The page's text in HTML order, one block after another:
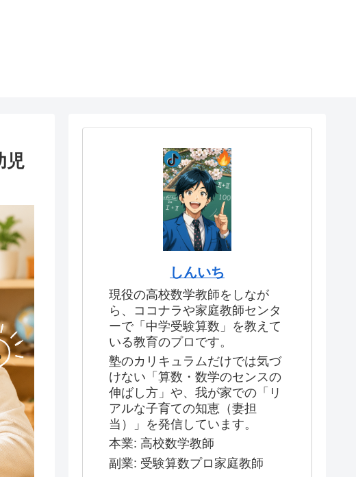
児
しんいち
現役の高校数学教師をしなが
ら、ココナラや家庭教師センタ
ーで「中学受験算数」を教えて
いる教育のプロです。
塾のカリキュラムだけでは気づ
けない「算数・数学のセンスの
伸ばし方」や、我が家での「リ
アルな子育ての知恵（妻担
当）」を発信しています。
本業: 高校数学教師
副業: 受験算数プロ家庭教師